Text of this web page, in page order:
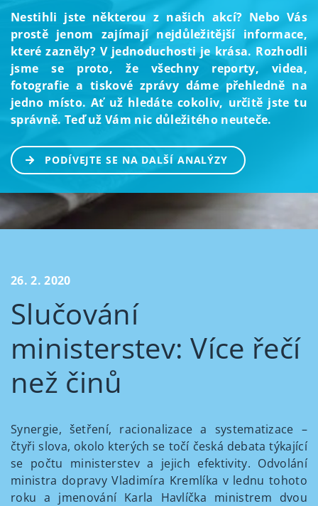
Nestihli jste některou z našich akcí? Nebo Vás
prostě jenom zajímají nejdůležitější informace,
které zazněly? V jednoduchosti je krása. Rozhodli
jsme se proto, že všechny reporty, videa,
fotografie a tiskové zprávy dáme přehledně na
jedno místo. Ať už hledáte cokoliv, určitě jste tu
správně. Teď už Vám nic důležitého neuteče.
PODÍVEJTE SE NA DALŠÍ ANALÝZY
26. 2. 2020
Slučování
ministerstev: Více řečí
než činů
Synergie, šetření, racionalizace a systematizace –
čtyři slova, okolo kterých se točí česká debata týkající
se počtu ministerstev a jejich efektivity. Odvolání
ministra dopravy Vladimíra Kremlíka v lednu tohoto
roku a jmenování Karla Havlíčka ministrem dvou